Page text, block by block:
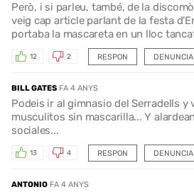
Però, i si parleu, també, de la
veig cap article parlant de la festa
portaba la mascareta en un lloc
RESPON
12 2 DENUNCIA
BILL GATES FA 4 ANYS
Podeis ir al gimnasio del Serradells y
musculitos sin mascarilla... Y
sociales...
RESPON
13 4 DENUNCIA
ANTONIO FA 4 ANYS